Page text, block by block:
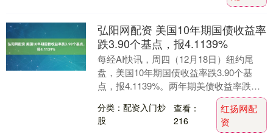
弘阳网配资 美国10年期国债收益率
跌3.90个基点，报4.1139%
每经AI快讯，周四（12月18日）纽约尾
盘，美国10年期国债收益率跌3.90个基
点，报4.1139%。两年期美债收益率跌
2.50个基点，报3.4579%；30年....
分类：配资入门炒
股
查看：
216
红扬网配
资